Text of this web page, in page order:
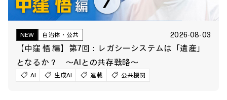
NEW 自治体・公共 2026-08-03
【中窪 悟 編】第7回：レガシーシステムは「遺産」
となるか？ ～AIとの共存戦略～
AI 生成AI 連載 公共機関